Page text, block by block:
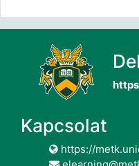
Kapcsolat
https://